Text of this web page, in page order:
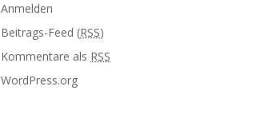
Anmelden
Beitrags-Feed (RSS)
Kommentare als RSS
WordPress.org